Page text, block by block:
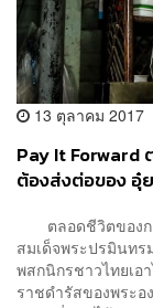
13 ตุลาคม 2017
Pay It Forward
ต้องส่งต่อของ อุ๋
ตลอดชีวิตของกา
สมเด็จพระปรมินทร
พสกนิกรชาวไทยเอ
ราชดำรัสของพระ